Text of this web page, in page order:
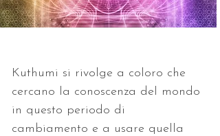
Kuthumi si rivolge a coloro che
cercano la conoscenza del mondo
in questo periodo di
cambiamento e a usare quella